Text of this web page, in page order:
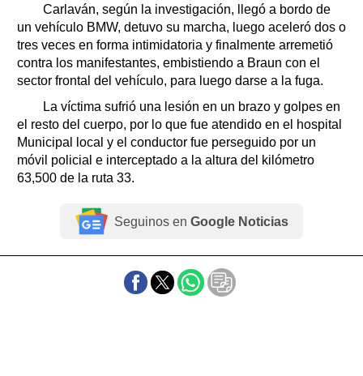
Carlaván, según la investigación, llegó a bordo de
un vehículo BMW, detuvo su marcha, luego aceleró dos o
tres veces en forma intimidatoria y finalmente arremetió
contra los manifestantes, embistiendo a Braun con el
sector frontal del vehículo, para luego darse a la fuga.
La víctima sufrió una lesión en un brazo y golpes en
el resto del cuerpo, por lo que fue atendido en el hospital
Municipal local y el conductor fue perseguido por un
móvil policial e interceptado a la altura del kilómetro
63,500 de la ruta 33.
Seguinos en Google Noticias